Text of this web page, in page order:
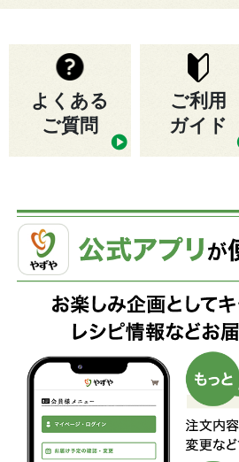
よくある
ご質問
ご利用
ガイド